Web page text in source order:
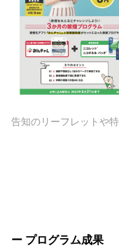
告知のリーフレットや
ー プログラム成果